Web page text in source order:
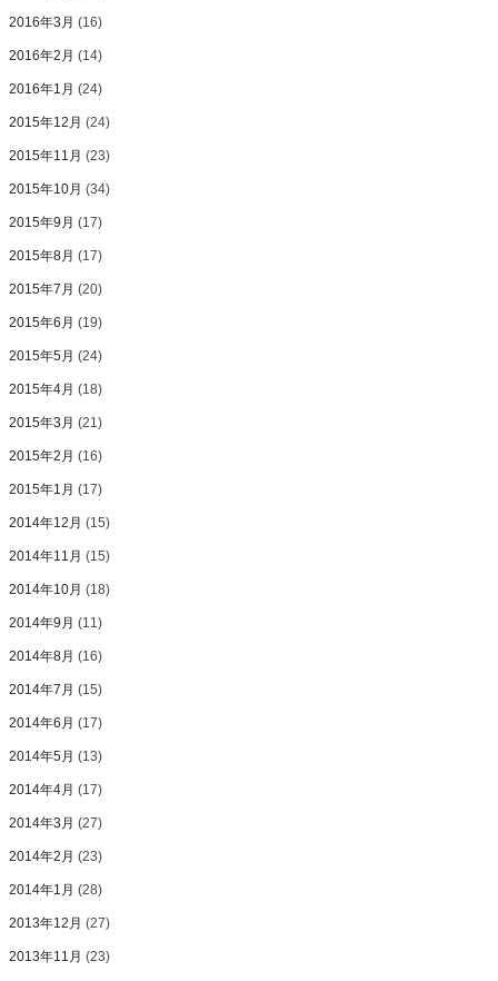
2016年3月 (16)
2016年2月 (14)
2016年1月 (24)
2015年12月 (24)
2015年11月 (23)
2015年10月 (34)
2015年9月 (17)
2015年8月 (17)
2015年7月 (20)
2015年6月 (19)
2015年5月 (24)
2015年4月 (18)
2015年3月 (21)
2015年2月 (16)
2015年1月 (17)
2014年12月 (15)
2014年11月 (15)
2014年10月 (18)
2014年9月 (11)
2014年8月 (16)
2014年7月 (15)
2014年6月 (17)
2014年5月 (13)
2014年4月 (17)
2014年3月 (27)
2014年2月 (23)
2014年1月 (28)
2013年12月 (27)
2013年11月 (23)